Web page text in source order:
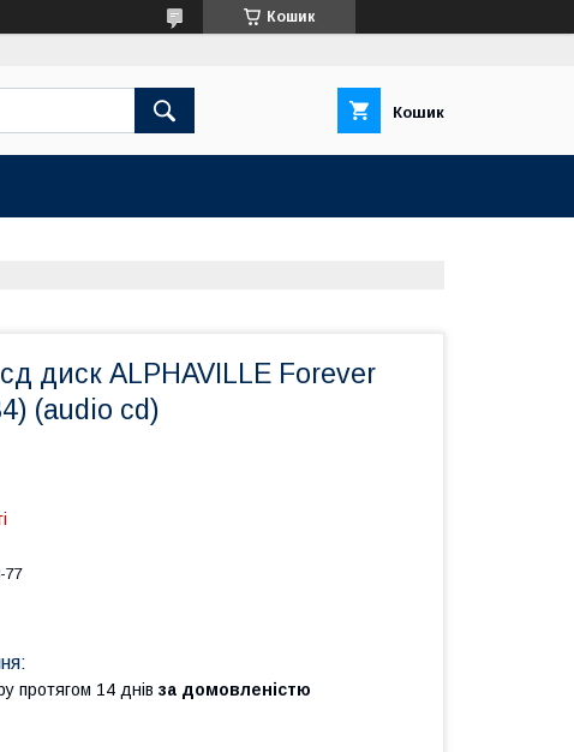
Кошик
Кошик
диск ALPHAVILLE Forever
(audio cd)
77
протягом 14 днів за домовленістю